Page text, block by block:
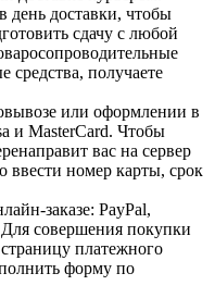
день доставки, чтобы
сдачу с любой
средства, получаете
или оформлении в
и MasterCard. Чтобы
вас на сервер
ввести номер карты, срок
заказе: PayPal,
совершения покупки
платежного
форму по